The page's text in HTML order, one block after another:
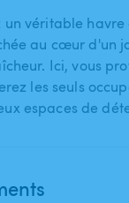
un véritable
au cœur d'un
Ici​,​ vous
les seuls
espaces de